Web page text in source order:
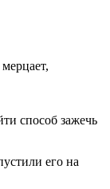
способ зажечь
его на